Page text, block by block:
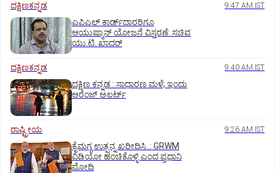
ದಕ್ಷಿಣಕನ್ನಡ 9:47 AM IST
ಎಪಿಎಲ್‌ ಕಾರ್ಡ್‌ದಾರರಿಗೂ
ಆಯುಷ್ಮಾನ್‌ ಯೋಜನೆ ವಿಸ್ತರಣೆ: ಸಚಿವ
ಯು.ಟಿ. ಖಾದರ್
ದಕ್ಷಿಣಕನ್ನಡ 9:40 AM IST
ದಕ್ಷಿಣ ಕನ್ನಡ : ಸಾಧಾರಣ ಮಳೆ; ಇಂದು
ಆರೆಂಜ್‌ ಅಲರ್ಟ್
ರಾಷ್ಟ್ರೀಯ 9:26 AM IST
ಕೈಮಗ್ಗ ಉತ್ಪನ್ನ ಖರೀದಿಸಿ..: GRWM
ವಿಡಿಯೋ ಹಂಚಿಕೊಳ್ಳಿ ಎಂದ ಪ್ರಧಾನಿ
ಮೋದಿ